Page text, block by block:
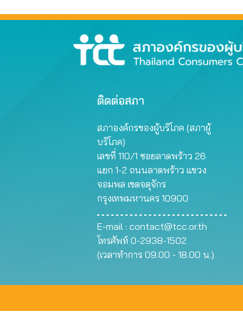
ติดต่อสภา
สภาองค์กรของผู้บริโภค (สภาผู้
บริโภค)
เลขที่ 110/1 ซอยลาดพร้าว 26
แยก 1-2 ถนนลาดพร้าว แขวง
จอมพล เขตจตุจักร
กรุงเทพมหานคร 10900
E-mail : contact@tcc.or.th
โทรศัพท์ 0-2938-1502
(เวลาทำการ 09.00 - 18.00 น.)